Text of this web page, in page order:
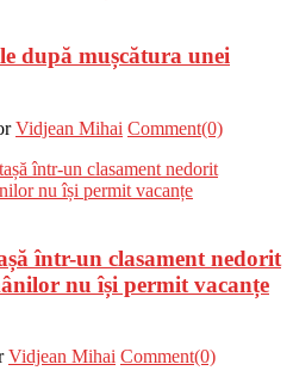
după mușcătura unei
Vidjean Mihai Comment(0)
într-un clasament nedorit
nu își permit vacanțe
Vidjean Mihai Comment(0)